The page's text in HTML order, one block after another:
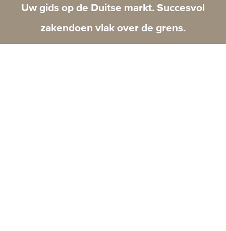
Uw gids op de Duitse markt. Succesvol
zakendoen vlak over de grens.